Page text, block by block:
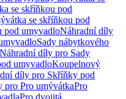
se skříňkou pod
se skříňkou pod
pod umyvadloNáhradní díly
Sady nábytkového
Náhradní díly pro Sady
umyvadloKoupelnový
díly pro Skříňky pod
pro Pro umývátkaPro
Pro dvojitá